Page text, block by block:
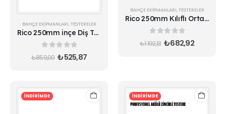
BAHÇE EKIPMANLARI, TESTERELER
Rico 250mm inçe Diş Testere Bağ Bahçe Dal Budama
out of 5
₺859,00 ₺525,87
BAHÇE EKIPMANLARI, TESTERELER
Rico 250mm Kılıflı Orta Diş Testere Bağ Bahçe Dal Budama
out of 5
₺1.192,13 ₺682,92
İNDİRİMDE İNDİRİMDE